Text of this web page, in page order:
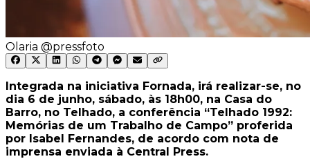
Olaria @pressfoto
Integrada na iniciativa Fornada, irá realizar-se, no
dia 6 de junho, sábado, às 18h00, na Casa do
Barro, no Telhado, a conferência “Telhado 1992:
Memórias de um Trabalho de Campo” proferida
por Isabel Fernandes, de acordo com nota de
imprensa enviada à Central Press.